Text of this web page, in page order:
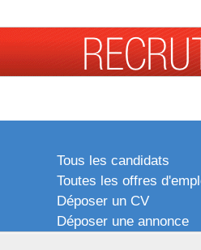
Tous les candidats
Toutes les offres
Déposer un CV
Déposer une annonce